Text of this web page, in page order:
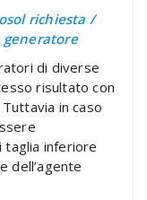
richiesta /
generatore
di diverse
risultato con
in caso
taglia inferiore
dell’agente